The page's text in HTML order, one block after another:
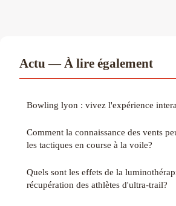
Actu — À lire également
Bowling lyon : vivez l'expérience
Comment la connaissance des vents
les tactiques en course à la voile?
Quels sont les effets de la
récupération des athlètes d'ultra-trail?